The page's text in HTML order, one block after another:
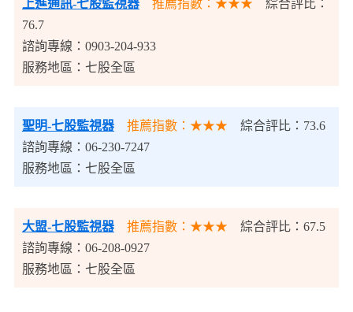
上進通訊-七股監視器 推薦指數：★★★
綜合評比：
76.7
諮詢專線：0903-204-933
服務地區：七股全區
聖明-七股監視器 推薦指數：★★★
綜合評比：73.6
諮詢專線：06-230-7247
服務地區：七股全區
大盟-七股監視器 推薦指數：★★★
綜合評比：67.5
諮詢專線：06-208-0927
服務地區：七股全區